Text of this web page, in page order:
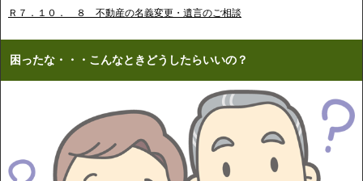
Ｒ７．１０． ８ 不動産の名義変更・遺言のご相談
困ったな・・・こんなときどうしたらいいの？